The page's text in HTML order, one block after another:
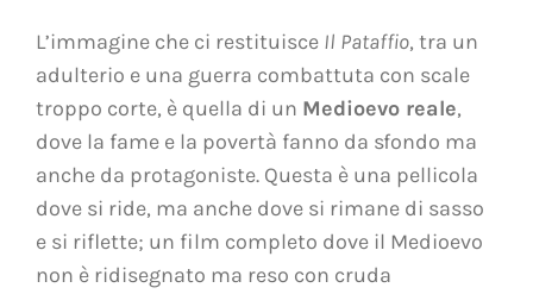
L’immagine che ci restituisce Il Pataffio, tra un
adulterio e una guerra combattuta con scale
troppo corte, è quella di un Medioevo reale,
dove la fame e la povertà fanno da sfondo ma
anche da protagoniste. Questa è una pellicola
dove si ride, ma anche dove si rimane di sasso
e si riflette; un film completo dove il Medioevo
non è ridisegnato ma reso con cruda